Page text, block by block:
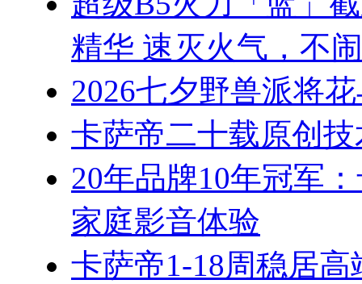
精华 速灭火气，不
2026七夕野兽派将
卡萨帝二十载原创
20年品牌10年冠军
家庭影音体验
卡萨帝1-18周稳居